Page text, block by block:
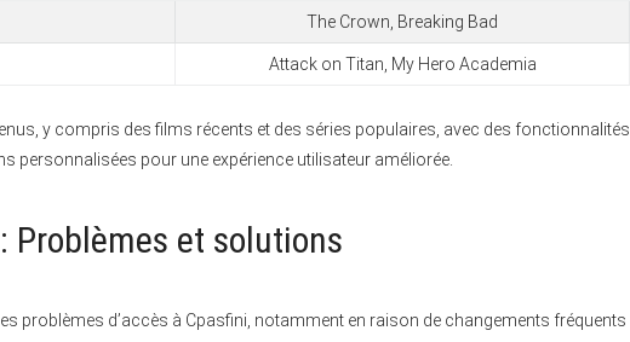
The Crown, Breaking Bad
Attack on Titan, My Hero Academia
y compris des films récents et des séries populaires, avec des fonctionnalités
personnalisées pour une expérience utilisateur améliorée.
Problèmes et solutions
problèmes d’accès à Cpasfini, notamment en raison de changements fréquents